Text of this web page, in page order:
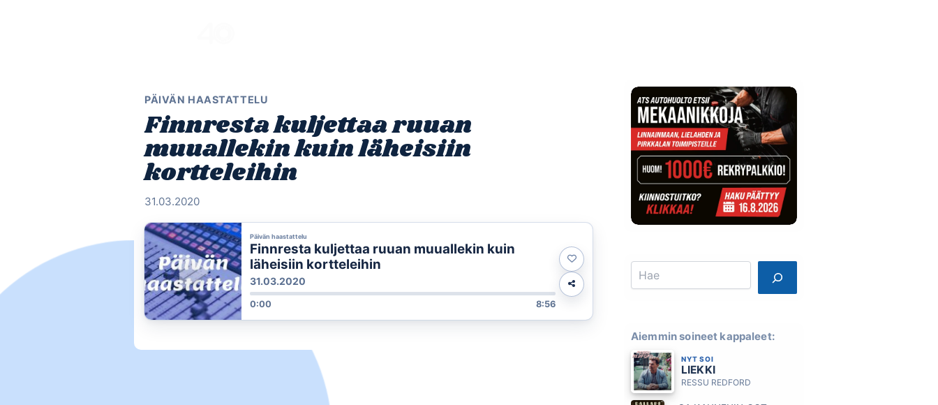
PÄIVÄN HAASTATTELU
Finnresta kuljettaa ruuan
muuallekin kuin läheisiin
kortteleihin
31.03.2020
Päivän haastattelu
Finnresta kuljettaa ruuan muuallekin kuin
läheisiin kortteleihin
31.03.2020
0:00 8:56
Search
Aiemmin soineet kappaleet:
NYT SOI
LIEKKI
RESSU REDFORD